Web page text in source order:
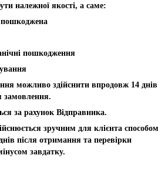
належної якості, а саме:
пошкоджена
пошкодження
можливо здійснити впродовж 14 днів
замовлення.
за рахунок Відправника.
зручним для клієнта способом
після отримання та перевірки
завдатку.